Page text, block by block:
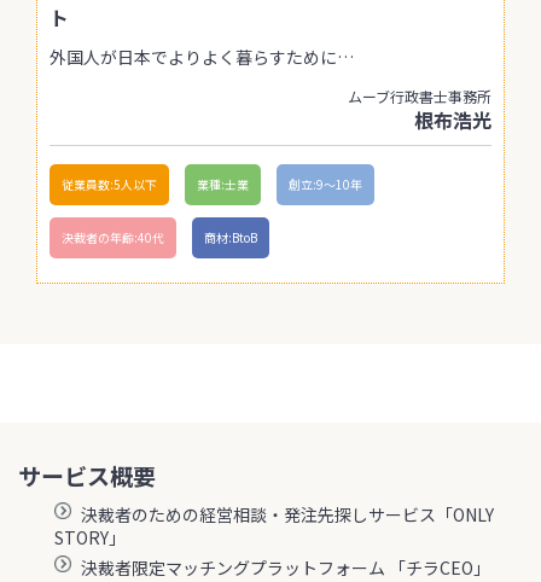
ト
外国人が日本でよりよく暮らすために…
ムーブ行政書士事務所
根布浩光
従業員数:5人以下 業種:士業 創立:9〜10年
決裁者の年齢:40代 商材:BtoB
サービス概要
決裁者のための経営相談・発注先探しサービス「ONLY
STORY」
決裁者限定マッチングプラットフォーム 「チラCEO」